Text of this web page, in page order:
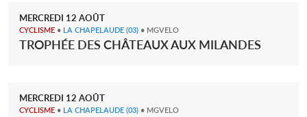
MERCREDI 12 AOÛT
CYCLISME • LA CHAPELAUDE (03) • MGVELO
TROPHÉE DES CHÂTEAUX AUX MILANDES
MERCREDI 12 AOÛT
CYCLISME • LA CHAPELAUDE (03) • MGVELO